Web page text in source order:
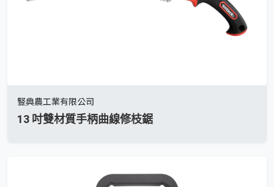
豎典農工業有限公司
13 吋雙材質手柄曲線修枝鋸